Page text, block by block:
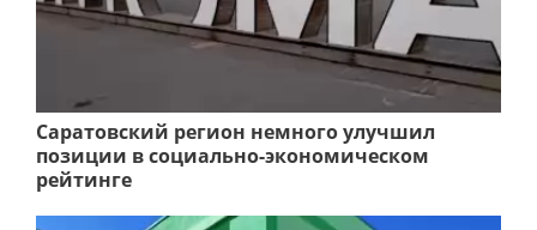
Саратовский регион немного улучшил
позиции в социально-экономическом
рейтинге